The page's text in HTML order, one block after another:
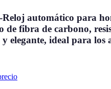
Reloj automático para
de fibra de carbono,
elegante, ideal para los